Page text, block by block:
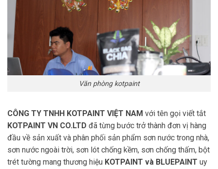
Văn phòng kotpaint
CÔNG TY TNHH KOTPAINT VIỆT NAM với tên gọi viết tắt
KOTPAINT VN CO.LTD đã từng bước trở thành đơn vị hàng
đầu về sản xuất và phân phối sản phẩm sơn nước trong nhà,
sơn nước ngoài trời, sơn lót chống kềm, sơn chống thấm, bột
trét tường mang thương hiệu KOTPAINT và BLUEPAINT uy